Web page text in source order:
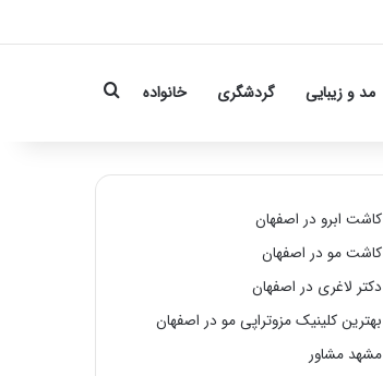
مد و زیبایی گردشگری خانواده Search for
کاشت ابرو در اصفهان
کاشت مو در اصفهان
دکتر لاغری در اصفهان
بهترین کلینیک مزوتراپی مو در اصفهان
مشهد مشاور